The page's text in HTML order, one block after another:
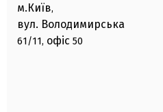
м.Київ,
вул. Володимирська
61/11, офіс 50